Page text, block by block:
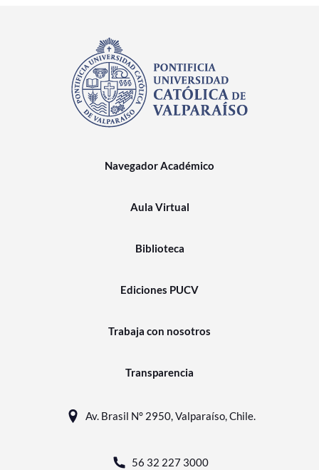
Navegador Académico
Aula Virtual
Biblioteca
Ediciones PUCV
Trabaja con nosotros
Transparencia
Av. Brasil N° 2950, Valparaíso, Chile.
56 32 227 3000